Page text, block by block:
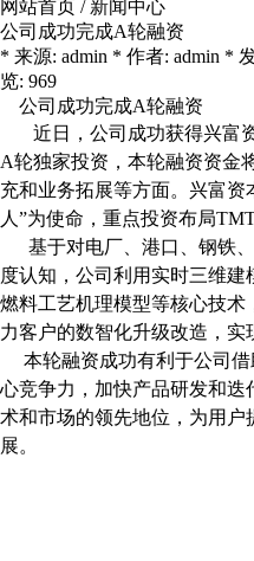
网站首页 / 新闻中心
公司成功完成A轮融资
* 来源: admin * 作者: admin *
览: 969
公司成功完成A轮融资
近日，公司成功获得兴富
A轮独家投资，本轮融资资金
充和业务拓展等方面。兴富资
人”为使命，重点投资布局
基于对电厂、港口、钢铁、
度认知，公司利用实时三维建
燃料工艺机理模型等核心技
力客户的数智化升级改造，实
本轮融资成功有利于公司借
心竞争力，加快产品研发和
术和市场的领先地位，为用
展。